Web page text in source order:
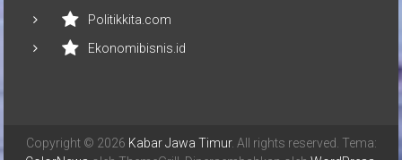
Politikkita.com
Ekonomibisnis.id
Copyright © 2026 Kabar Jawa Timur. All rights reserved. Tema: